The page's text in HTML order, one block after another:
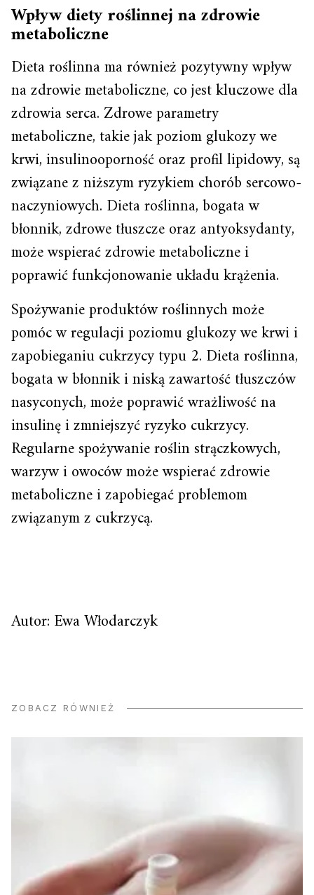
Wpływ diety roślinnej na zdrowie
metaboliczne
Dieta roślinna ma również pozytywny wpływ
na zdrowie metaboliczne, co jest kluczowe dla
zdrowia serca. Zdrowe parametry
metaboliczne, takie jak poziom glukozy we
krwi, insulinooporność oraz profil lipidowy, są
związane z niższym ryzykiem chorób sercowo-
naczyniowych. Dieta roślinna, bogata w
błonnik, zdrowe tłuszcze oraz antyoksydanty,
może wspierać zdrowie metaboliczne i
poprawić funkcjonowanie układu krążenia.
Spożywanie produktów roślinnych może
pomóc w regulacji poziomu glukozy we krwi i
zapobieganiu cukrzycy typu 2. Dieta roślinna,
bogata w błonnik i niską zawartość tłuszczów
nasyconych, może poprawić wrażliwość na
insulinę i zmniejszyć ryzyko cukrzycy.
Regularne spożywanie roślin strączkowych,
warzyw i owoców może wspierać zdrowie
metaboliczne i zapobiegać problemom
związanym z cukrzycą.
Autor: Ewa Włodarczyk
ZOBACZ RÓWNIEŻ